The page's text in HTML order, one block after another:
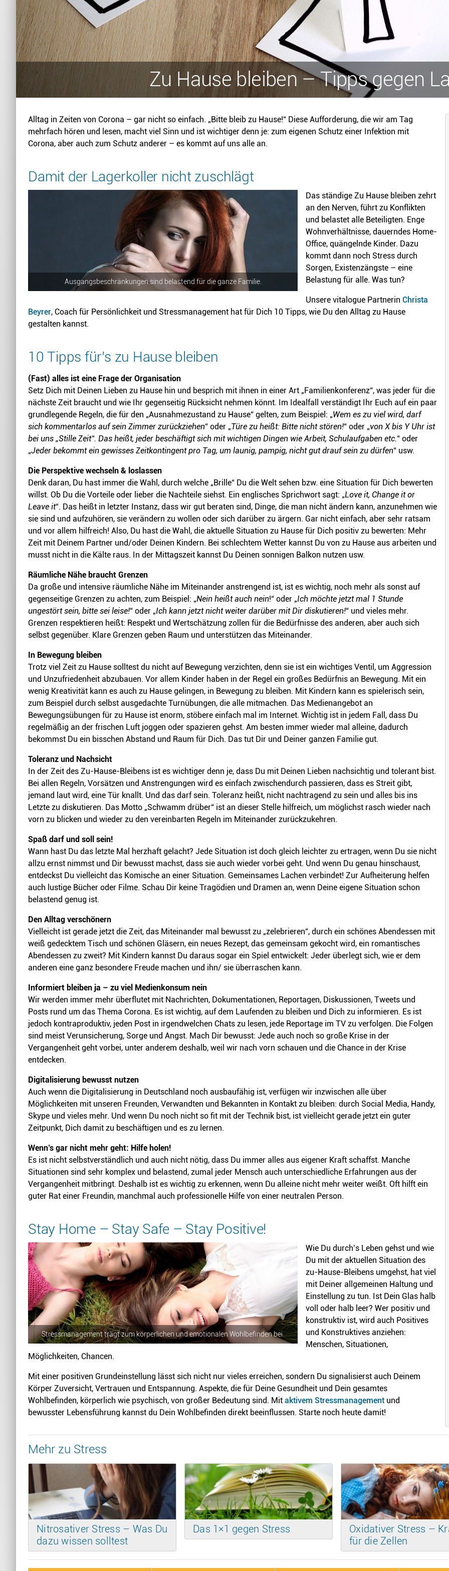
Zu Hause bleiben – Tipps gegen
Alltag in Zeiten von Corona – gar nicht so einfach. „Bitte bleib zu Hause!“ Diese Aufforderung, die wir am Tag
mehrfach hören und lesen, macht viel Sinn und ist wichtiger denn je: zum eigenen Schutz einer Infektion mit
Corona, aber auch zum Schutz anderer – es kommt auf uns alle an.
Damit der Lagerkoller nicht zuschlägt
Ausgangsbeschränkungen sind belastend für die ganze Familie.
Das ständige Zu Hause bleiben zehrt
an den Nerven, führt zu Konflikten
und belastet alle Beteiligten. Enge
Wohnverhältnisse, dauerndes Home-
Office, quängelnde Kinder. Dazu
kommt dann noch Stress durch
Sorgen, Existenzängste – eine
Belastung für alle. Was tun?
Unsere vitalogue Partnerin Christa
Beyrer, Coach für Persönlichkeit und Stressmanagement hat für Dich 10 Tipps, wie Du den Alltag zu Hause
gestalten kannst.
10 Tipps für’s zu Hause bleiben
(Fast) alles ist eine Frage der Organisation
Setz Dich mit Deinen Lieben zu Hause hin und besprich mit ihnen in einer Art „Familienkonferenz“, was jeder für die
nächste Zeit braucht und wie Ihr gegenseitig Rücksicht nehmen könnt. Im Idealfall verständigt Ihr Euch auf ein paar
grundlegende Regeln, die für den „Ausnahmezustand zu Hause“ gelten, zum Beispiel: „Wem es zu viel wird, darf
sich kommentarlos auf sein Zimmer zurückziehen“ oder „Türe zu heißt: Bitte nicht stören!“ oder „von X bis Y Uhr ist
bei uns „Stille Zeit“. Das heißt, jeder beschäftigt sich mit wichtigen Dingen wie Arbeit, Schulaufgaben etc.“ oder
„Jeder bekommt ein gewisses Zeitkontingent pro Tag, um launig, pampig, nicht gut drauf sein zu dürfen“ usw.
Die Perspektive wechseln & loslassen
Denk daran, Du hast immer die Wahl, durch welche „Brille“ Du die Welt sehen bzw. eine Situation für Dich bewerten
willst. Ob Du die Vorteile oder lieber die Nachteile siehst. Ein englisches Sprichwort sagt: „Love it, Change it or
Leave it“. Das heißt in letzter Instanz, dass wir gut beraten sind, Dinge, die man nicht ändern kann, anzunehmen wie
sie sind und aufzuhören, sie verändern zu wollen oder sich darüber zu ärgern. Gar nicht einfach, aber sehr ratsam
und vor allem hilfreich! Also, Du hast die Wahl, die aktuelle Situation zu Hause für Dich positiv zu bewerten: Mehr
Zeit mit Deinem Partner und/oder Deinen Kindern. Bei schlechtem Wetter kannst Du von zu Hause aus arbeiten und
musst nicht in die Kälte raus. In der Mittagszeit kannst Du Deinen sonnigen Balkon nutzen usw.
Räumliche Nähe braucht Grenzen
Da große und intensive räumliche Nähe im Miteinander anstrengend ist, ist es wichtig, noch mehr als sonst auf
gegenseitige Grenzen zu achten, zum Beispiel: „Nein heißt auch nein!“ oder „Ich möchte jetzt mal 1 Stunde
ungestört sein, bitte sei leise!“ oder „Ich kann jetzt nicht weiter darüber mit Dir diskutieren!“ und vieles mehr.
Grenzen respektieren heißt: Respekt und Wertschätzung zollen für die Bedürfnisse des anderen, aber auch sich
selbst gegenüber. Klare Grenzen geben Raum und unterstützen das Miteinander.
In Bewegung bleiben
Trotz viel Zeit zu Hause solltest du nicht auf Bewegung verzichten, denn sie ist ein wichtiges Ventil, um Aggression
und Unzufriedenheit abzubauen. Vor allem Kinder haben in der Regel ein großes Bedürfnis an Bewegung. Mit ein
wenig Kreativität kann es auch zu Hause gelingen, in Bewegung zu bleiben. Mit Kindern kann es spielerisch sein,
zum Beispiel durch selbst ausgedachte Turnübungen, die alle mitmachen. Das Medienangebot an
Bewegungsübungen für zu Hause ist enorm, stöbere einfach mal im Internet. Wichtig ist in jedem Fall, dass Du
regelmäßig an der frischen Luft joggen oder spazieren gehst. Am besten immer wieder mal alleine, dadurch
bekommst Du ein bisschen Abstand und Raum für Dich. Das tut Dir und Deiner ganzen Familie gut.
Toleranz und Nachsicht
In der Zeit des Zu-Hause-Bleibens ist es wichtiger denn je, dass Du mit Deinen Lieben nachsichtig und tolerant bist.
Bei allen Regeln, Vorsätzen und Anstrengungen wird es einfach zwischendurch passieren, dass es Streit gibt,
jemand laut wird, eine Tür knallt. Und das darf sein. Toleranz heißt, nicht nachtragend zu sein und alles bis ins
Letzte zu diskutieren. Das Motto „Schwamm drüber“ ist an dieser Stelle hilfreich, um möglichst rasch wieder nach
vorn zu blicken und wieder zu den vereinbarten Regeln im Miteinander zurückzukehren.
Spaß darf und soll sein!
Wann hast Du das letzte Mal herzhaft gelacht? Jede Situation ist doch gleich leichter zu ertragen, wenn Du sie nicht
allzu ernst nimmst und Dir bewusst machst, dass sie auch wieder vorbei geht. Und wenn Du genau hinschaust,
entdeckst Du vielleicht das Komische an einer Situation. Gemeinsames Lachen verbindet! Zur Aufheiterung helfen
auch lustige Bücher oder Filme. Schau Dir keine Tragödien und Dramen an, wenn Deine eigene Situation schon
belastend genug ist.
Den Alltag verschönern
Vielleicht ist gerade jetzt die Zeit, das Miteinander mal bewusst zu „zelebrieren“, durch ein schönes Abendessen mit
weiß gedecktem Tisch und schönen Gläsern, ein neues Rezept, das gemeinsam gekocht wird, ein romantisches
Abendessen zu zweit? Mit Kindern kannst Du daraus sogar ein Spiel entwickelt: Jeder überlegt sich, wie er dem
anderen eine ganz besondere Freude machen und ihn/ sie überraschen kann.
Informiert bleiben ja – zu viel Medienkonsum nein
Wir werden immer mehr überflutet mit Nachrichten, Dokumentationen, Reportagen, Diskussionen, Tweets und
Posts rund um das Thema Corona. Es ist wichtig, auf dem Laufenden zu bleiben und Dich zu informieren. Es ist
jedoch kontraproduktiv, jeden Post in irgendwelchen Chats zu lesen, jede Reportage im TV zu verfolgen. Die Folgen
sind meist Verunsicherung, Sorge und Angst. Mach Dir bewusst: Jede auch noch so große Krise in der
Vergangenheit geht vorbei, unter anderem deshalb, weil wir nach vorn schauen und die Chance in der Krise
entdecken.
Digitalisierung bewusst nutzen
Auch wenn die Digitalisierung in Deutschland noch ausbaufähig ist, verfügen wir inzwischen alle über
Möglichkeiten mit unseren Freunden, Verwandten und Bekannten in Kontakt zu bleiben: durch Social Media, Handy,
Skype und vieles mehr. Und wenn Du noch nicht so fit mit der Technik bist, ist vielleicht gerade jetzt ein guter
Zeitpunkt, Dich damit zu beschäftigen und es zu lernen.
Wenn’s gar nicht mehr geht: Hilfe holen!
Es ist nicht selbstverständlich und auch nicht nötig, dass Du immer alles aus eigener Kraft schaffst. Manche
Situationen sind sehr komplex und belastend, zumal jeder Mensch auch unterschiedliche Erfahrungen aus der
Vergangenheit mitbringt. Deshalb ist es wichtig zu erkennen, wenn Du alleine nicht mehr weiter weißt. Oft hilft ein
guter Rat einer Freundin, manchmal auch professionelle Hilfe von einer neutralen Person.
Stay Home – Stay Safe – Stay Positive!
Stressmanagement trägt zum körperlichen und emotionalen Wohlbefinden bei.
Wie Du durch’s Leben gehst und wie
Du mit der aktuellen Situation des
zu-Hause-Bleibens umgehst, hat viel
mit Deiner allgemeinen Haltung und
Einstellung zu tun. Ist Dein Glas halb
voll oder halb leer? Wer positiv und
konstruktiv ist, wird auch Positives
und Konstruktives anziehen:
Menschen, Situationen,
Möglichkeiten, Chancen.
Mit einer positiven Grundeinstellung lässt sich nicht nur vieles erreichen, sondern Du signalisierst auch Deinem
Körper Zuversicht, Vertrauen und Entspannung. Aspekte, die für Deine Gesundheit und Dein gesamtes
Wohlbefinden, körperlich wie psychisch, von großer Bedeutung sind. Mit aktivem Stressmanagement und
bewusster Lebensführung kannst du Dein Wohlbefinden direkt beeinflussen. Starte noch heute damit!
Mehr zu Stress
Nitrosativer Stress – Was Du
dazu wissen solltest
Das 1×1 gegen Stress
Oxidativer Stress –
für die Zellen